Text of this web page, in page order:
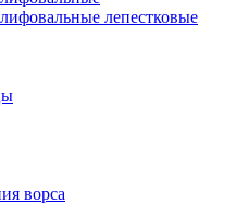
лепестковые
ворса